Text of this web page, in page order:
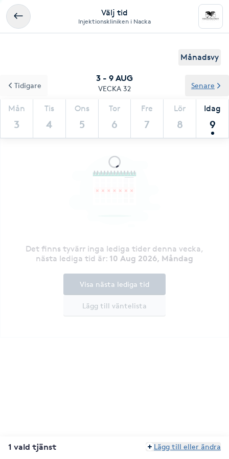
Välj tid
Injektionskliniken i Nacka
Månadsvy
3 - 9 AUG
VECKA 32
Mån
3
Tis
4
Ons
5
Tor
6
Fre
7
Lör
8
Idag
9
Tidigare Senare
Det finns tyvärr inga lediga tider denna vecka,
nästa lediga tid är: 10 Aug 2026, Måndag
Lägg till väntelista
Visa nästa lediga tid
1 vald tjänst Lägg till eller ändra